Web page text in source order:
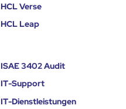
HCL Verse
HCL Leap
ISAE 3402 Audit
IT-Support
IT-Dienstleistungen